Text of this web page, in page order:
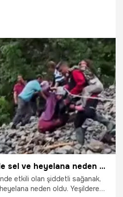
Sağanak Osmaniye'de sel ve heyelana neden oldu
etkili olan şiddetli sağanak,
neden oldu. Yeşildere